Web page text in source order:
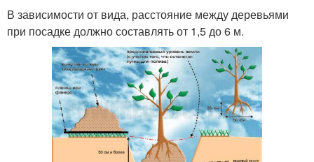
В зависимости от вида, расстояние между деревьями
при посадке должно составлять от 1,5 до 6 м.